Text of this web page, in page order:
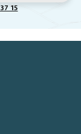
15